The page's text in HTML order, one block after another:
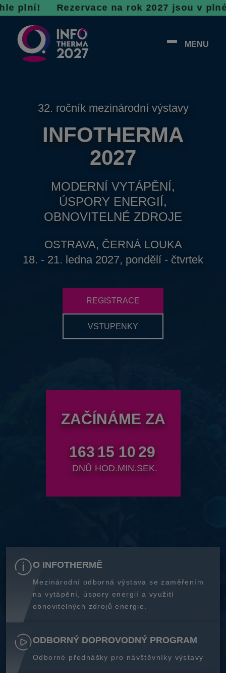
R ezervace na rok 2027 jsou v plném
MENU
32. ročník mezinárodní výstavy
INFOTHERMA
2027
MODERNÍ VYTÁPĚNÍ,
ÚSPORY ENERGIÍ,
OBNOVITELNÉ ZDROJE
OSTRAVA, ČERNÁ LOUKA
18. - 21. ledna 2027, pondělí - čtvrtek
REGISTRACE
VSTUPENKY
ZAČÍNÁME ZA
163
DNŮ
15
HOD.
10
MIN.
28
SEK.
O INFOTHERMĚ
Mezinárodní odborná výstava se zaměřením
na vytápění, úspory energií a využití
obnovitelných zdrojů energie.
ODBORNÝ DOPROVODNÝ PROGRAM
Odborné přednášky pro návštěvníky výstavy